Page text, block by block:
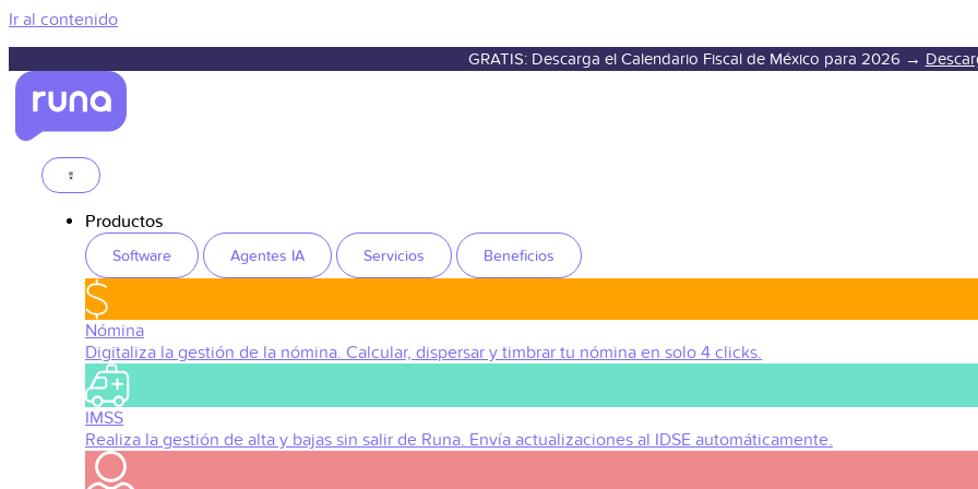
Ir al contenido
GRATIS: Descarga el Calendario Fiscal de México para 2026 →
Productos
Software Agentes IA Servicios Beneficios
Nómina
Digitaliza la gestión de la nómina. Calcular, dispersar y timbrar tu nómina en solo 4 clicks.
IMSS
Realiza la gestión de alta y bajas sin salir de Runa. Envía actualizaciones al IDSE automáticamente.